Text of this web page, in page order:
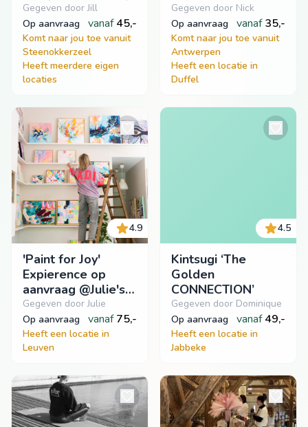
Gegeven door Jill
op aanvraag
vanaf 45,-
Komt naar jou toe vanuit
Steenokkerzeel
Heeft meerdere eigen
locaties
Gegeven door Nick
op aanvraag
vanaf 35,-
Komt naar jou toe vanuit
Antwerpen
Heeft een locatie in
Duffel
4.9
'Paint for Joy'
Expierence op
aanvraag @Julie's
Studio
Gegeven door Julie
op aanvraag
vanaf 75,-
Heeft een locatie in
Leuven
4.5
Kintsugi ‘The
Golden
CONNECTION’
Gegeven door Dominique
op aanvraag
vanaf 49,-
Heeft een locatie in
Jabbeke